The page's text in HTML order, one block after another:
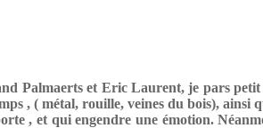
Palmaerts et Eric Laurent, je pars
, ( métal, rouille, veines du bois),
, et qui engendre une émotion.